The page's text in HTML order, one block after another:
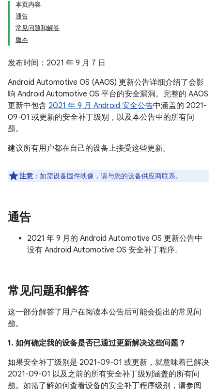
本页内容
通告
常见问题和解答
版本
发布时间：2021 年 9 月 7 日
Android Automotive OS (AAOS) 更新公告详细介绍了会影
响 Android Automotive OS 平台的安全漏洞。完整的 AAOS
更新中包含 2021 年 9 月 Android 安全公告中涵盖的 2021-
09-01 或更新的安全补丁级别，以及本公告中的所有问
题。
建议所有用户都在自己的设备上接受这些更新。
注意 ：如需设备固件映像，请与您的设备供应商联系。
通告
2021 年 9 月的 Android Automotive OS 更新公告中
没有 Android Automotive OS 安全补丁程序。
常见问题和解答
这一部分解答了用户在阅读本公告后可能会提出的常见问
题。
1. 如何确定我的设备是否已通过更新解决这些问题？
如果安全补丁级别是 2021-09-01 或更新，就意味着已解决
2021-09-01 以及之前的所有安全补丁级别涵盖的所有问
题。如需了解如何查看设备的安全补丁程序级别，请参阅